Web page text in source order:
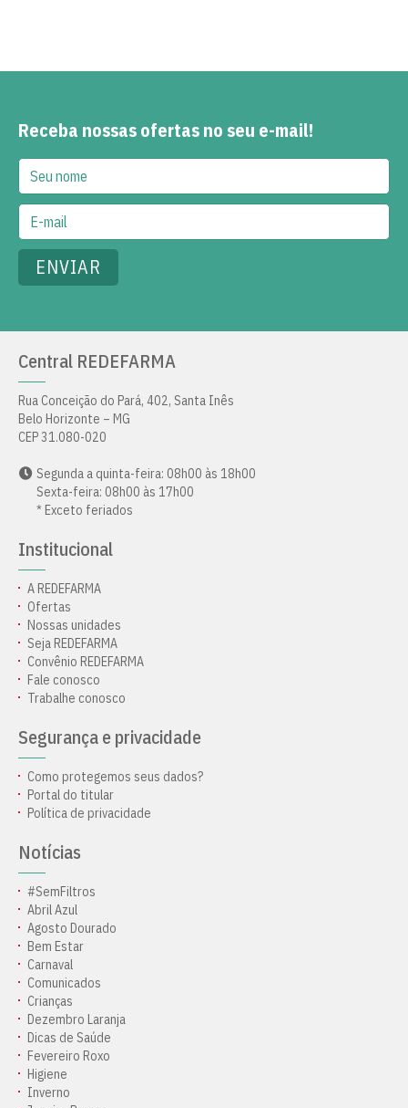
Receba nossas ofertas no seu e-mail!
Central REDEFARMA
Rua Conceição do Pará, 402, Santa Inês
Belo Horizonte – MG
CEP 31.080-020
Segunda a quinta-feira: 08h00 às 18h00
Sexta-feira: 08h00 às 17h00
* Exceto feriados
Institucional
A REDEFARMA
Ofertas
Nossas unidades
Seja REDEFARMA
Convênio REDEFARMA
Fale conosco
Trabalhe conosco
Segurança e privacidade
Como protegemos seus dados?
Portal do titular
Política de privacidade
Notícias
#SemFiltros
Abril Azul
Agosto Dourado
Bem Estar
Carnaval
Comunicados
Crianças
Dezembro Laranja
Dicas de Saúde
Fevereiro Roxo
Higiene
Inverno